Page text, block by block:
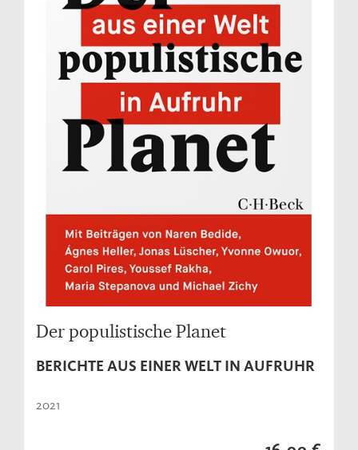
Der populistische Planet
BERICHTE AUS EINER WELT IN AUFRUHR
2021